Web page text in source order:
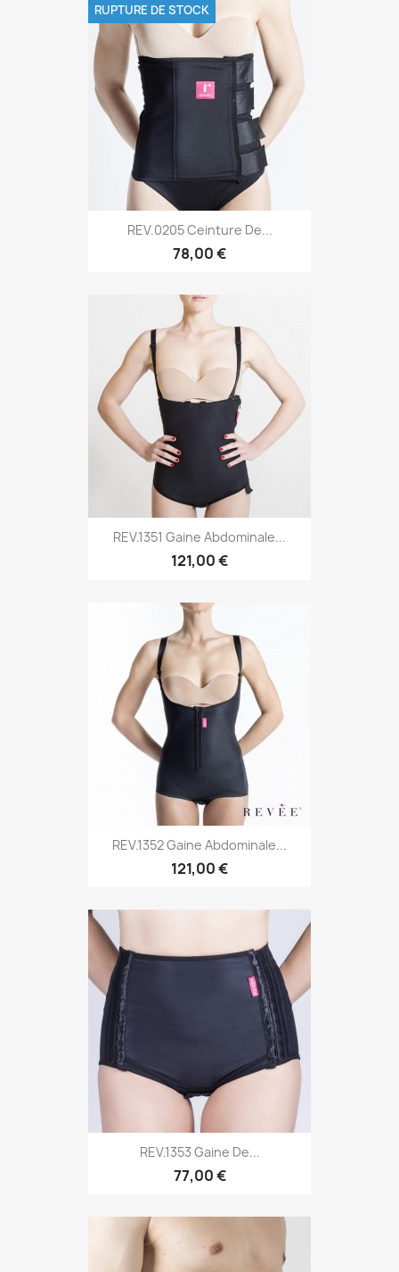
REV.0205 Ceinture De...
78,00 €
RUPTURE DE STOCK
REV.1351 Gaine Abdominale...
121,00 €
REV.1352 Gaine Abdominale...
121,00 €
REV.1353 Gaine De...
77,00 €